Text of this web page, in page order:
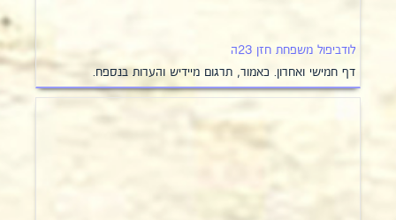
לודביפול משפחת חזן 23ה
דף חמישי ואחרון. כאמור, תרגום מיידיש והערות בנספח.